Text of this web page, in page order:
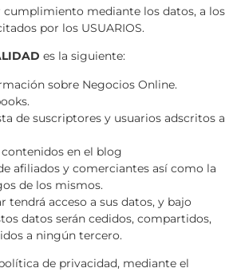
mediante los datos, a los
por los USUARIOS.
es la siguiente:
sobre Negocios Online.
de suscriptores y usuarios adscritos a
en el blog
afiliados y comerciantes así como la
de los mismos.
tendrá acceso a sus datos, y bajo
datos serán cedidos, compartidos,
a ningún tercero.
de privacidad, mediante el